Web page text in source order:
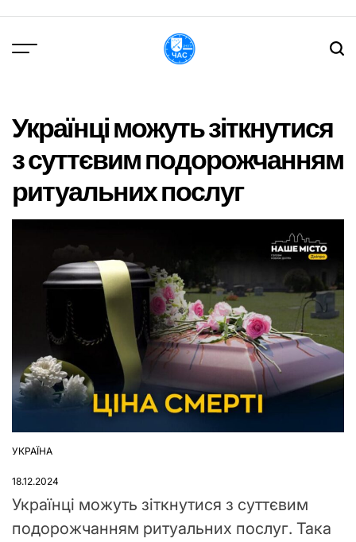
вмісту
Українці можуть зіткнутися
з суттєвим подорожчанням
ритуальних послуг
ОПУБЛІКУВАТИ
УКРАЇНА
18.12.2024
Українці можуть зіткнутися з суттєвим
подорожчанням ритуальних послуг. Така